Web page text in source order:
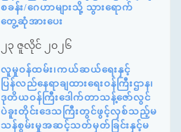
စခန်း/ဂေဟာများသို့ သွားရောက်
တွေ့ဆုံအားပေး
၂၃ ဇူလိုင် ၂၀၂၆
လူမှုဝန်ထမ်း၊ကယ်ဆယ်ရေးနှင့်
ပြန်လည်နေရာချထားရေးဝန်ကြီးဌာန၊
ဒုတိယဝန်ကြီးဒေါက်တာသန့်ဇော်လွင်
ပဲခူးတိုင်းဒေသကြီးတွင်ဖွင့်လှစ်သည့်မ
သန်စွမ်းမှုအဆင့်သတ်မှတ်ခြင်းနှင့်မ